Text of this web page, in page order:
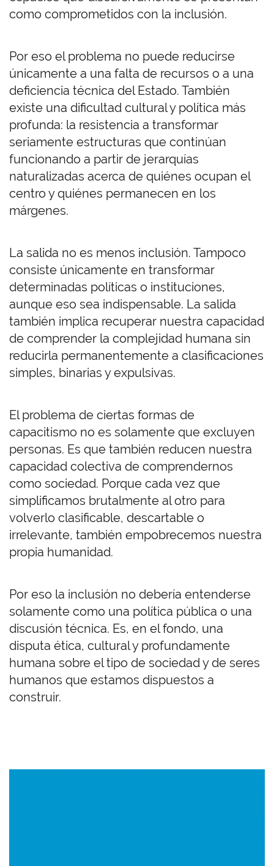
como comprometidos con la inclusión.
Por eso el problema no puede reducirse
únicamente a una falta de recursos o a una
deficiencia técnica del Estado. También
existe una dificultad cultural y política más
profunda: la resistencia a transformar
seriamente estructuras que continúan
funcionando a partir de jerarquías
naturalizadas acerca de quiénes ocupan el
centro y quiénes permanecen en los
márgenes.
La salida no es menos inclusión. Tampoco
consiste únicamente en transformar
determinadas políticas o instituciones,
aunque eso sea indispensable. La salida
también implica recuperar nuestra capacidad
de comprender la complejidad humana sin
reducirla permanentemente a clasificaciones
simples, binarias y expulsivas.
El problema de ciertas formas de
capacitismo no es solamente que excluyen
personas. Es que también reducen nuestra
capacidad colectiva de comprendernos
como sociedad. Porque cada vez que
simplificamos brutalmente al otro para
volverlo clasificable, descartable o
irrelevante, también empobrecemos nuestra
propia humanidad.
Por eso la inclusión no debería entenderse
solamente como una política pública o una
discusión técnica. Es, en el fondo, una
disputa ética, cultural y profundamente
humana sobre el tipo de sociedad y de seres
humanos que estamos dispuestos a
construir.